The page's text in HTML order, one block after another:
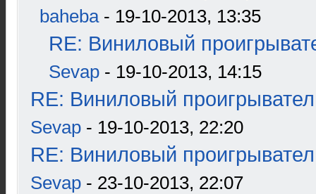
baheba- 19-10-2013, 13:35
RE: Виниловый
Sevap - 19-10-2013, 14:15
RE: Виниловый
Sevap - 19-10-2013, 22:20
RE: Виниловый
Sevap - 23-10-2013, 22:07